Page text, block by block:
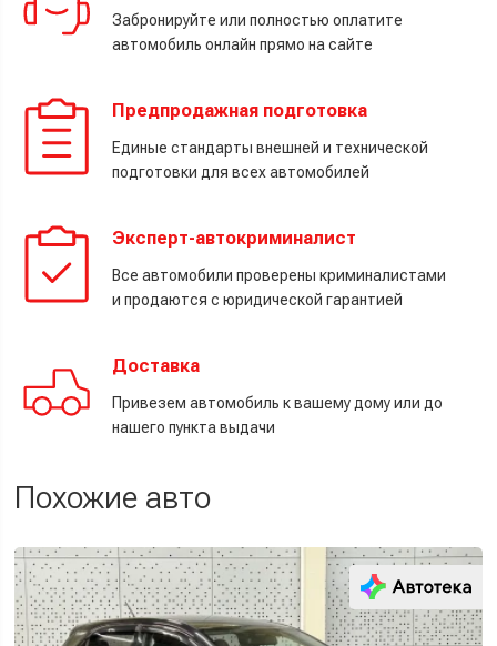
Забронируйте или полностью оплатите
автомобиль онлайн прямо на сайте
Предпродажная подготовка
Единые стандарты внешней и технической
подготовки для всех автомобилей
Эксперт-автокриминалист
Все автомобили проверены криминалистами
и продаются с юридической гарантией
Доставка
Привезем автомобиль к вашему дому или до
нашего пункта выдачи
Похожие авто